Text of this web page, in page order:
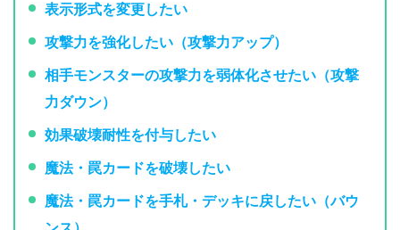
表示形式を変更したい
攻撃力を強化したい（攻撃力アップ）
相手モンスターの攻撃力を弱体化させたい（攻撃
力ダウン）
効果破壊耐性を付与したい
魔法・罠カードを破壊したい
魔法・罠カードを手札・デッキに戻したい（バウ